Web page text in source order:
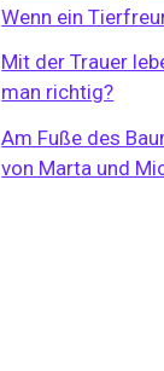
Wenn ein
Mit der Trauer
man richtig?
Am Fuße des
von Marta und